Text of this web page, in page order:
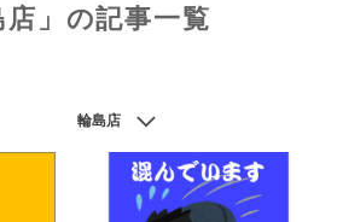
店」の記事一覧
輪島店